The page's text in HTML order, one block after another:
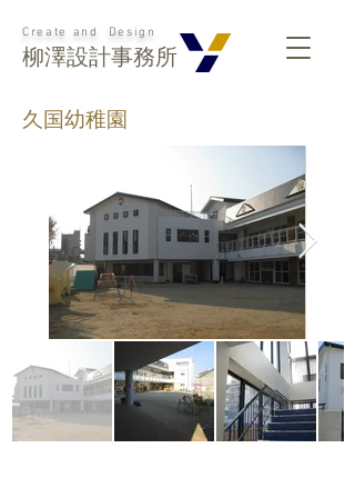
柳澤設計事務所
Create and Design
久国幼稚園